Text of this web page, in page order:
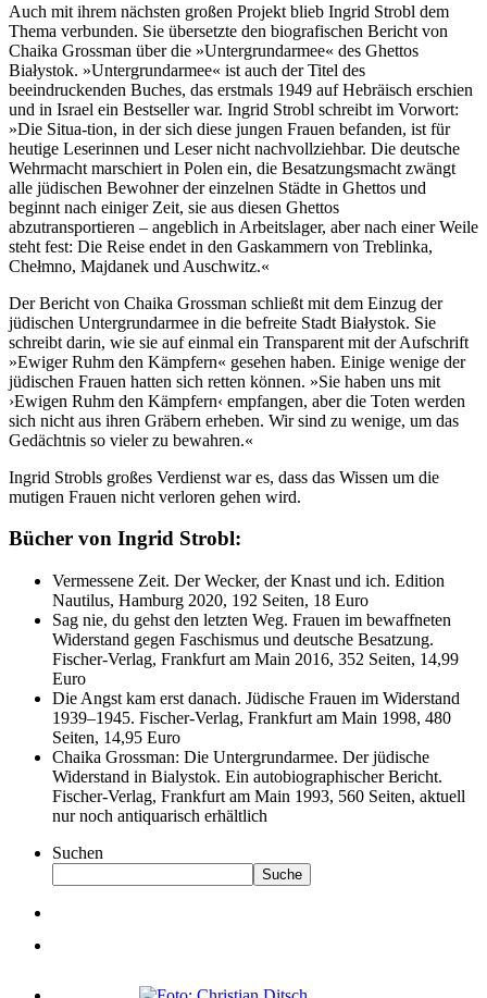
Auch mit ihrem nächsten großen Projekt blieb Ingrid Strobl dem
Thema verbunden. Sie übersetzte den biografischen Bericht von
Chaika Grossman über die »Untergrundarmee« des Ghettos
Białystok. »Untergrundarmee« ist auch der Titel des
beeindruckenden Buches, das erstmals 1949 auf Hebräisch erschien
und in Israel ein Bestseller war. Ingrid Strobl schreibt im Vorwort:
»Die Situa-tion, in der sich diese jungen Frauen befanden, ist für
heutige Leserinnen und Leser nicht nachvollziehbar. Die deutsche
Wehrmacht marschiert in Polen ein, die Besatzungsmacht zwängt
alle jüdischen Bewohner der einzelnen Städte in Ghettos und
beginnt nach einiger Zeit, sie aus diesen Ghettos
abzutransportieren – angeblich in Arbeitslager, aber nach einer Weile
steht fest: Die Reise endet in den Gaskammern von Treblinka,
Chełmno, Majdanek und Auschwitz.«
Der Bericht von Chaika Grossman schließt mit dem Einzug der
jüdischen Untergrundarmee in die befreite Stadt Białystok. Sie
schreibt darin, wie sie auf einmal ein Transparent mit der Aufschrift
»Ewiger Ruhm den Kämpfern« gesehen haben. Einige wenige der
jüdischen Frauen hatten sich retten können. »Sie haben uns mit
›Ewigen Ruhm den Kämpfern‹ empfangen, aber die Toten werden
sich nicht aus ihren Gräbern erheben. Wir sind zu wenige, um das
Gedächtnis so vieler zu bewahren.«
Ingrid Strobls großes Verdienst war es, dass das Wissen um die
mutigen Frauen nicht verloren gehen wird.
Bücher von Ingrid Strobl:
Vermessene Zeit. Der Wecker, der Knast und ich. Edition
Nautilus, Hamburg 2020, 192 Seiten, 18 Euro
Sag nie, du gehst den letzten Weg. Frauen im bewaffneten
Widerstand gegen Faschismus und deutsche Besatzung.
Fischer-Verlag, Frankfurt am Main 2016, 352 Seiten, 14,99
Euro
Die Angst kam erst danach. Jüdische Frauen im Widerstand
1939–1945. Fischer-Verlag, Frankfurt am Main 1998, 480
Seiten, 14,95 Euro
Chaika Grossman: Die Untergrundarmee. Der jüdische
Widerstand in Bialystok. Ein autobiographischer Bericht.
Fischer-Verlag, Frankfurt am Main 1993, 560 Seiten, aktuell
nur noch antiquarisch erhältlich
Suchen
Suche